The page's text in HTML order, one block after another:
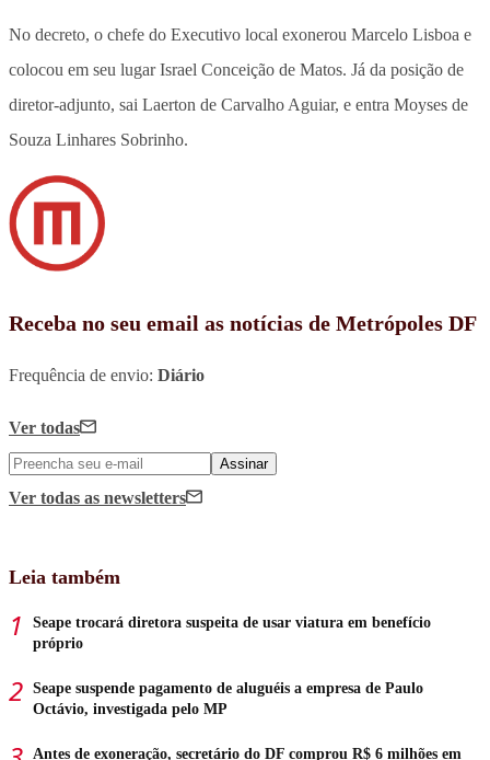
No decreto, o chefe do Executivo local exonerou Marcelo Lisboa e
colocou em seu lugar Israel Conceição de Matos. Já da posição de
diretor-adjunto, sai Laerton de Carvalho Aguiar, e entra Moyses de
Souza Linhares Sobrinho.
Receba no seu email as notícias de Metrópoles DF
Frequência de envio: Diário
Ver todas
Assinar
Ver todas as newsletters
Leia também
Seape trocará diretora suspeita de usar viatura em benefício
próprio
Seape suspende pagamento de aluguéis a empresa de Paulo
Octávio, investigada pelo MP
Antes de exoneração, secretário do DF comprou R$ 6 milhões em